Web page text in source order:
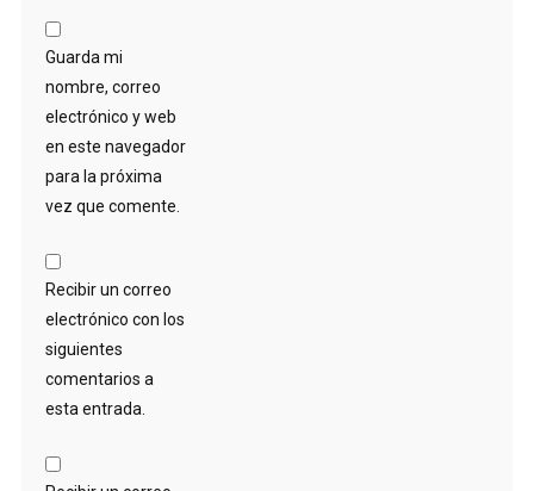
Guarda mi
nombre, correo
electrónico y web
en este navegador
para la próxima
vez que comente.
Recibir un correo
electrónico con los
siguientes
comentarios a
esta entrada.